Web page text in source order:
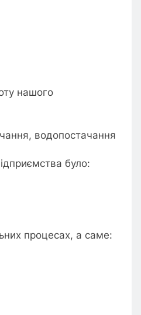
нашого
водопостачання
було:
процесах, а саме: